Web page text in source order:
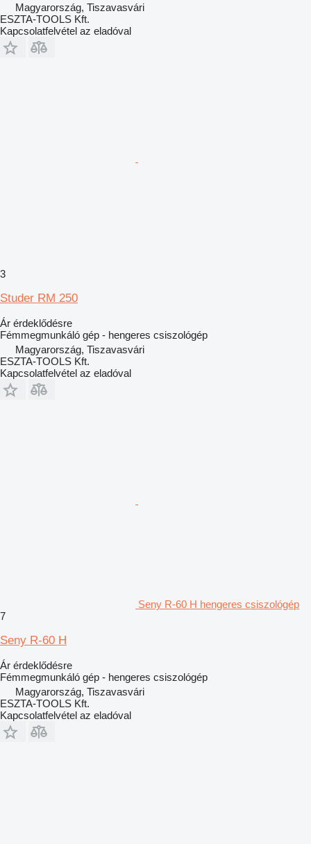
Magyarország, Tiszavasvári
ESZTA-TOOLS Kft.
Kapcsolatfelvétel az eladóval
3
Studer RM 250
Ár érdeklődésre
Fémmegmunkáló gép - hengeres csiszológép
Magyarország, Tiszavasvári
ESZTA-TOOLS Kft.
Kapcsolatfelvétel az eladóval
Seny R-60 H hengeres csiszológép
7
Seny R-60 H
Ár érdeklődésre
Fémmegmunkáló gép - hengeres csiszológép
Magyarország, Tiszavasvári
ESZTA-TOOLS Kft.
Kapcsolatfelvétel az eladóval